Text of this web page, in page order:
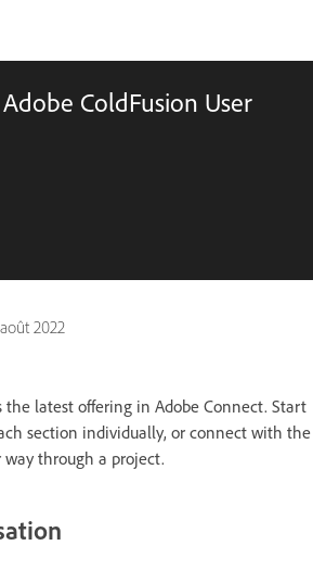
ColdFusion User
2022
the latest offering in Adobe Connect. Start
section individually, or connect with the
through a project.